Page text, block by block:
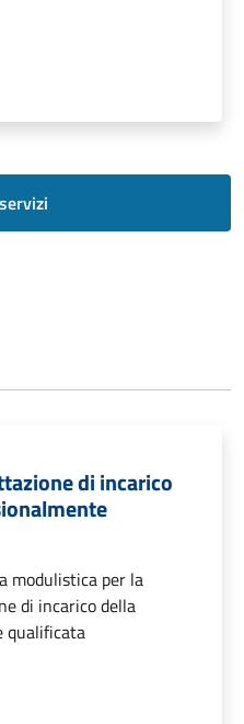
di incarico
modulistica per la
di incarico della
qualificata